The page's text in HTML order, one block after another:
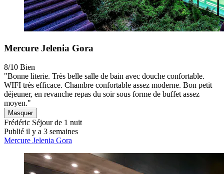
Mercure Jelenia Gora
8/10 Bien
"Bonne literie. Très belle salle de bain avec douche confortable.
WIFI très efficace. Chambre confortable assez moderne. Bon petit
déjeuner, en revanche repas du soir sous forme de buffet assez
moyen."
Masquer
Frédéric Séjour de 1 nuit
Publié il y a 3 semaines
Mercure Jelenia Gora